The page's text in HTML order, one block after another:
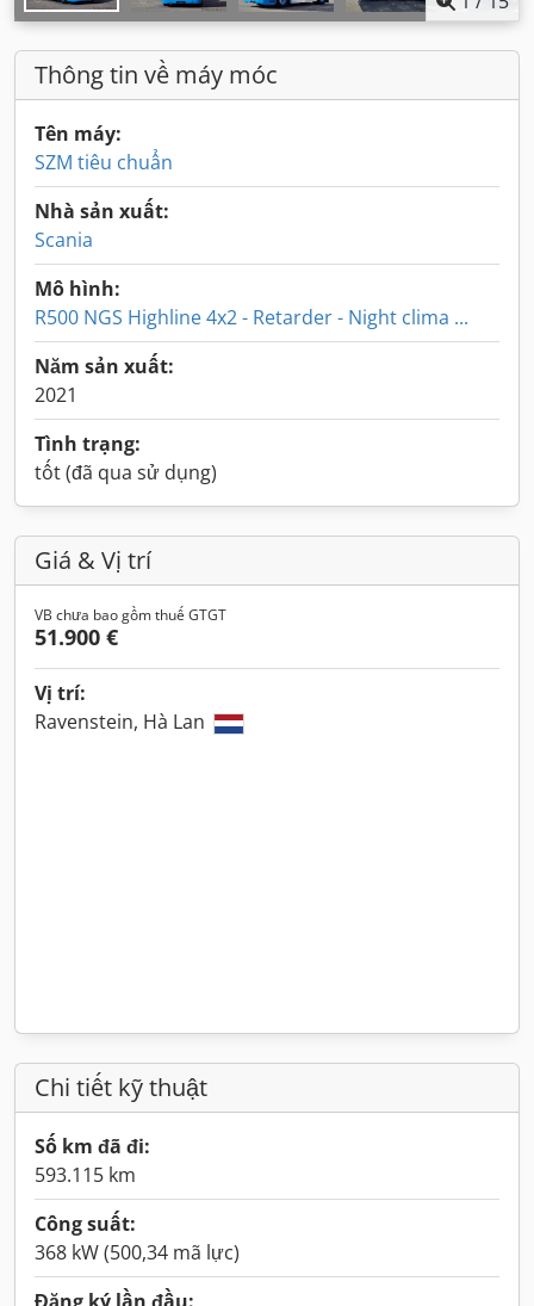
Thông tin về máy móc
Tên máy:
SZM tiêu chuẩn
Nhà sản xuất:
Scania
Mô hình:
R500 NGS Highline 4x2 - Retarder - Night clima ...
Năm sản xuất:
2021
Tình trạng:
tốt (đã qua sử dụng)
Giá & Vị trí
VB chưa bao gồm thuế GTGT
51.900 €
Vị trí:
Ravenstein, Hà Lan
Chi tiết kỹ thuật
Số km đã đi:
593.115 km
Công suất:
368 kW (500,34 mã lực)